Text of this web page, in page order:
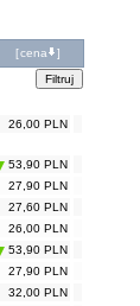
[cena ]
26,00 PLN
53,90 PLN
27,90 PLN
27,60 PLN
26,00 PLN
53,90 PLN
27,90 PLN
32,00 PLN